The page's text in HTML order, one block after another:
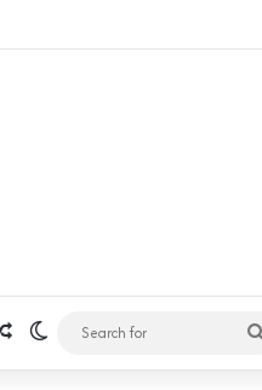
Random Article
Switch skin